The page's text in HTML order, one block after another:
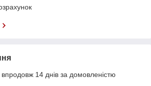
14 днів за домовленістю